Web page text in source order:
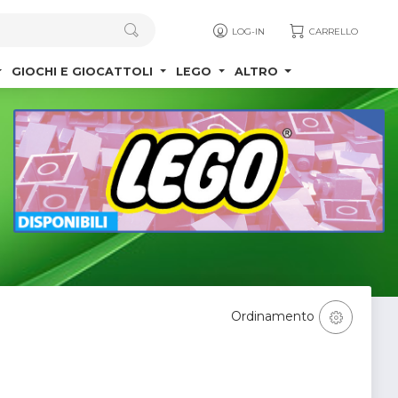
LOG-IN CARRELLO
GIOCHI E GIOCATTOLI LEGO ALTRO
Ordinamento